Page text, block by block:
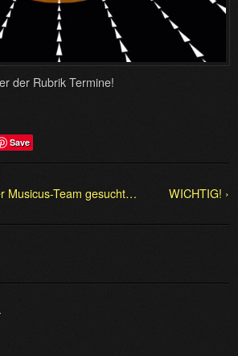
der Rubrik Termine!
Save
Musicus-Team gesucht… WICHTIG! ›